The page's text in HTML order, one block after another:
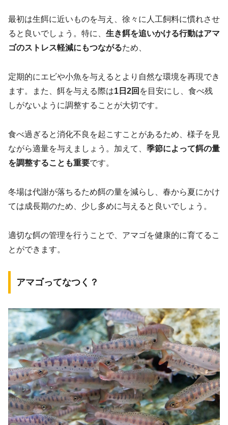
最初は生餌に近いものを与え、徐々に人工飼料に慣れさせ
ると良いでしょう。特に、 生き餌を追いかける行動はアマ
ゴのストレス軽減にもつながるため、
定期的にエビや小魚を与えるとより自然な環境を再現でき
ます。また、餌を与える際は1日2回 を目安にし、食べ残
しがないように調整することが大切です。
食べ過ぎると消化不良を起こすことがあるため、様子を見
ながら適量を与えましょう。加えて、 季節によって餌の量
を調整することも重要です。
冬場は代謝が落ちるため餌の量を減らし、春から夏にかけ
ては成長期のため、少し多めに与えると良いでしょう。
適切な餌の管理を行うことで、アマゴを健康的に育てるこ
とができます。
アマゴってなつく？